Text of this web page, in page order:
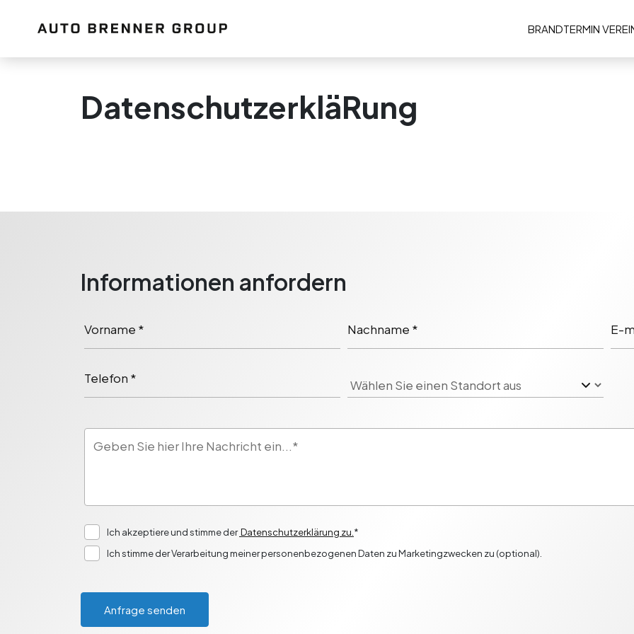
BRANDTERMIN
DatenschutzerkläRung
Informationen anfordern
Vorname * Nachname * E-
Telefon *
Ich akzeptiere und stimme derDatenschutzerklärung zu. *
Ich stimme der Verarbeitung meiner personenbezogenen Daten zu Marketingzwecken zu (optional).
Anfrage senden